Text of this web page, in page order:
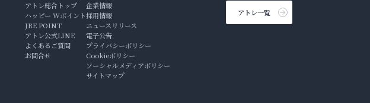
アトレ総合トップ
ハッピー Wポイント
JRE POINT
アトレ公式LINE
よくあるご質問
お問合せ
企業情報
採用情報
ニュースリリース
電子公告
プライバシーポリシー
Cookieポリシー
ソーシャルメディアポリシー
サイトマップ
アトレ一覧